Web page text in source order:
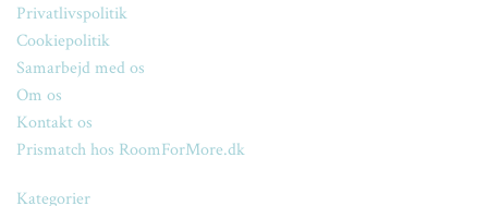
Privatlivspolitik
Cookiepolitik
Samarbejd med os
Om os
Kontakt os
Prismatch hos RoomForMore.dk
Kategorier